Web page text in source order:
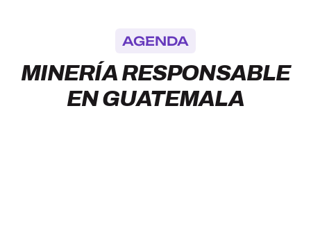
AGENDA
MINERÍA RESPONSABLE
EN GUATEMALA